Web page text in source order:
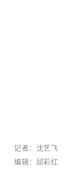
记者：沈艺飞
编辑：邱彩红